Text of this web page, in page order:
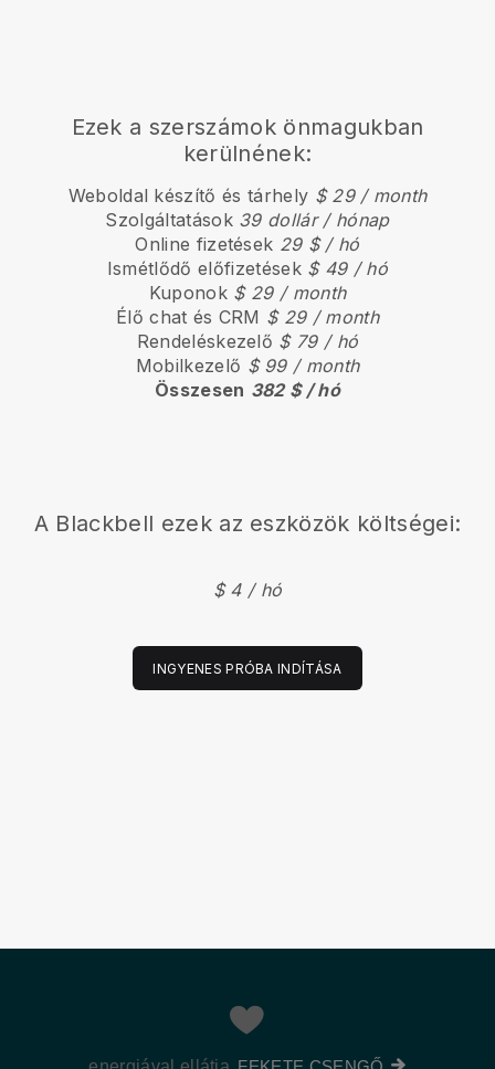
Ezek a szerszámok önmagukban
kerülnének:
Weboldal készítő és tárhely $ 29 / month
Szolgáltatások 39 dollár / hónap
Online fizetések 29 $ / hó
Ismétlődő előfizetések $ 49 / hó
Kuponok $ 29 / month
Élő chat és CRM $ 29 / month
Rendeléskezelő $ 79 / hó
Mobilkezelő $ 99 / month
Összesen 382 $ / hó
A Blackbell ezek az eszközök költségei:
$ 4 / hó
INGYENES PRÓBA INDÍTÁSA